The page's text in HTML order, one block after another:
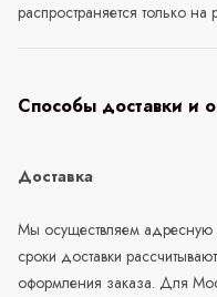
распространяется только
Способы доставки и
Доставка
Мы осуществляем адресную
сроки доставки
оформления заказа. Для